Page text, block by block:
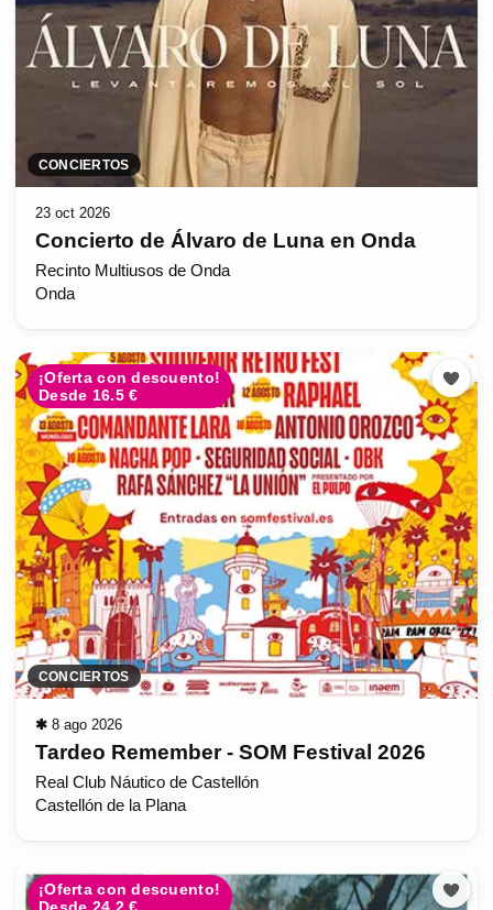
CONCIERTOS
23 oct 2026
Concierto de Álvaro de Luna en Onda
Recinto Multiusos de Onda
Onda
¡Oferta con descuento!
Desde 16.5 €
CONCIERTOS
✱ 8 ago 2026
Tardeo Remember - SOM Festival 2026
Real Club Náutico de Castellón
Castellón de la Plana
¡Oferta con descuento!
Desde 24.2 €